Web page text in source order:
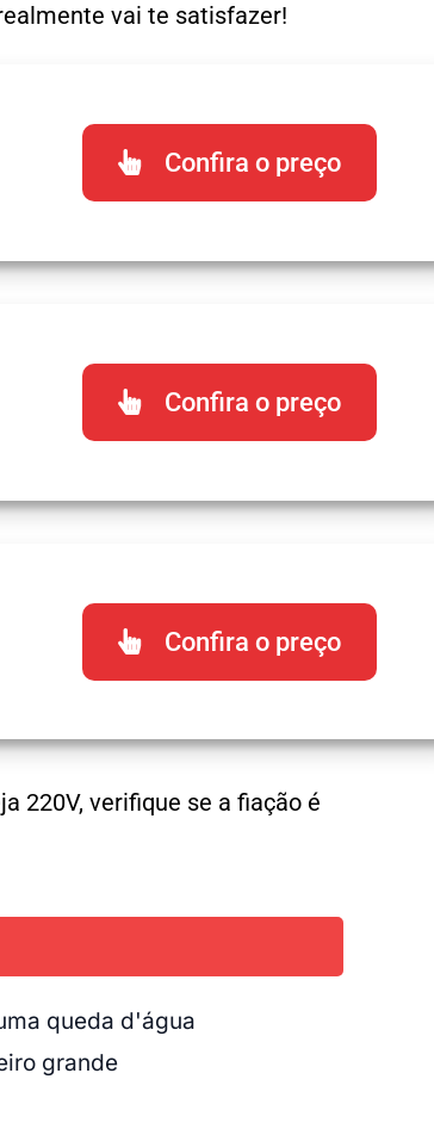
vai te satisfazer!
Confira o preço
Confira o preço
Confira o preço
220V, verifique se a fiação é
queda d'água
grande